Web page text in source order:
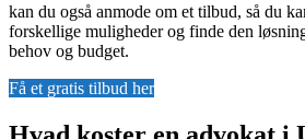
kan du også anmode om et tilbud, så du
forskellige muligheder og finde den
behov og budget.
Få et gratis tilbud her